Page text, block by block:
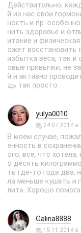
Действительно,
й из нас свои
ность и пр.
нить здоровье и
итание и
ожет
избытка веса, так и
овые привычки, не
й и активно
дь так просто.
yulya0010
24.07.2014 в
В моем случае,
енность в
ого, все, что
о десять
ть где-то года два,
ла меньше кушать и
лита. Хорошо
Galina8888
15.11.2014 в